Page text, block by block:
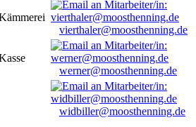
vierthaler@moosthenning.de
werner@moosthenning.de
widbiller@moosthenning.de